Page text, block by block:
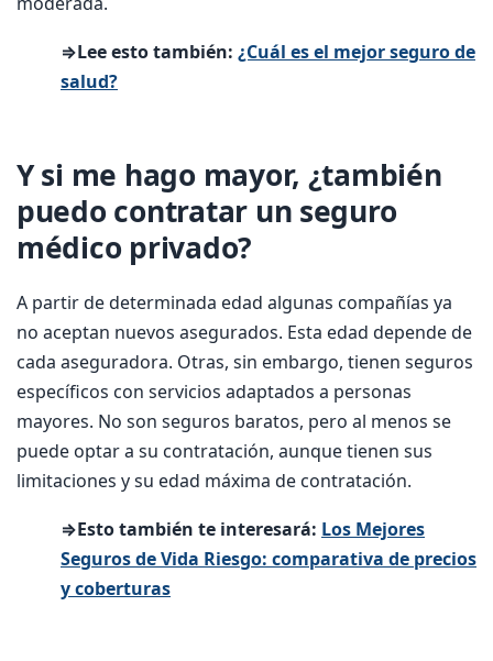
⇒Lee esto también: ¿Cuál es el mejor seguro de
salud?
Y si me hago mayor, ¿también
puedo contratar un seguro
médico privado?
A partir de determinada edad algunas compañías ya
no aceptan nuevos asegurados. Esta edad depende de
cada aseguradora. Otras, sin embargo, tienen seguros
específicos con servicios adaptados a personas
mayores. No son seguros baratos, pero al menos se
puede optar a su contratación, aunque tienen sus
limitaciones y su edad máxima de contratación.
⇒Esto también te interesará: Los Mejores
Seguros de Vida Riesgo: comparativa de precios
y coberturas